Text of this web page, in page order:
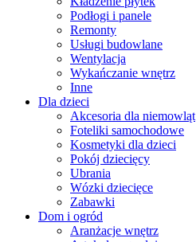
Podłogi i panele
Remonty
Usługi budowlane
Wentylacja
Wykańczanie wnętrz
Inne
Dla dzieci
Akcesoria dla niemowląt
Foteliki samochodowe
Kosmetyki dla dzieci
Pokój dziecięcy
Ubrania
Wózki dziecięce
Zabawki
Dom i ogród
Aranżacje wnętrz